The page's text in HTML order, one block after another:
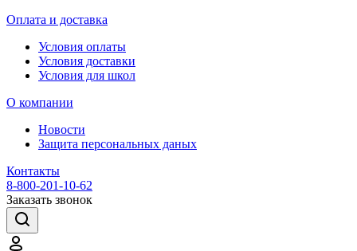
Оплата и доставка
Условия оплаты
Условия доставки
Условия для школ
О компании
Новости
Защита персональных даных
Контакты
8-800-201-10-62
Заказать звонок